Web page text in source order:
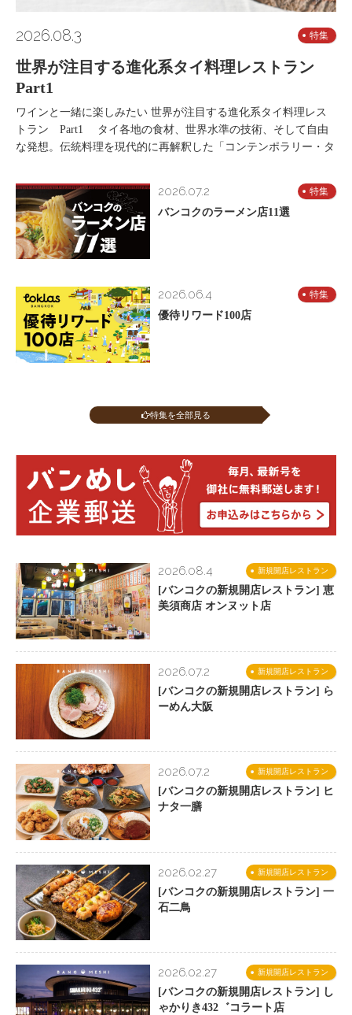
2026.08.3 特集
世界が注目する進化系タイ料理レストラン
Part1
ワインと一緒に楽しみたい 世界が注目する進化系タイ料理レス
トラン Part1 タイ各地の食材、世界水準の技術、そして自由
な発想。伝統料理を現代的に再解釈した「コンテンポラリー・タ
2026.07.2 特集
バンコクのラーメン店11選
2026.06.4 特集
優待リワード100店
特集を全部見る
新規開店レストラン
2026.08.4
[バンコクの新規開店レストラン] 恵
美須商店 オンヌット店
新規開店レストラン
2026.07.2
[バンコクの新規開店レストラン] ら
ーめん大阪
新規開店レストラン
2026.07.2
[バンコクの新規開店レストラン] ヒ
ナタ一膳
新規開店レストラン
2026.02.27
[バンコクの新規開店レストラン] 一
石二鳥
新規開店レストラン
2026.02.27
[バンコクの新規開店レストラン] し
ゃかりき432゛コラート店